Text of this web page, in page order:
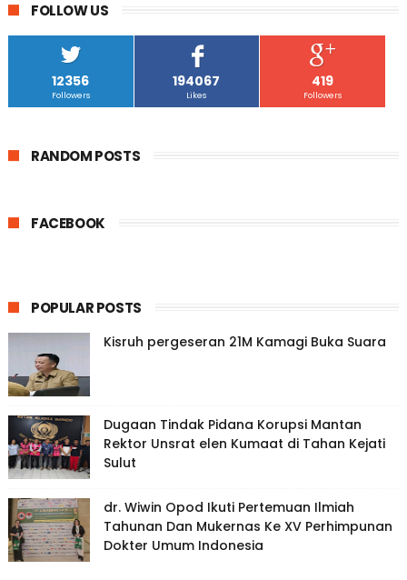
FOLLOW US
12356
Followers
194067
Likes
419
Followers
RANDOM POSTS
FACEBOOK
POPULAR POSTS
Kisruh pergeseran 21M Kamagi Buka Suara
Dugaan Tindak Pidana Korupsi Mantan
Rektor Unsrat elen Kumaat di Tahan Kejati
Sulut
dr. Wiwin Opod Ikuti Pertemuan Ilmiah
Tahunan Dan Mukernas Ke XV Perhimpunan
Dokter Umum Indonesia